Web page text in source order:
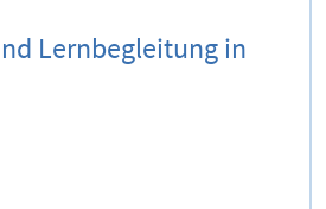
Lernbegleitung in